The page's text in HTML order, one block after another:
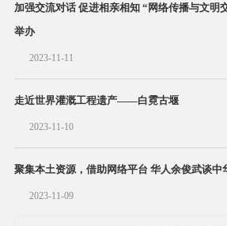
加强交流对话 促进相亲相知 “网络传播与文明
举办
2023-11-11
走近世界灌溉工程遗产——白霓古堰
2023-11-10
聚集本土资源，借助网络平台 华人余俊武谈中
2023-11-09